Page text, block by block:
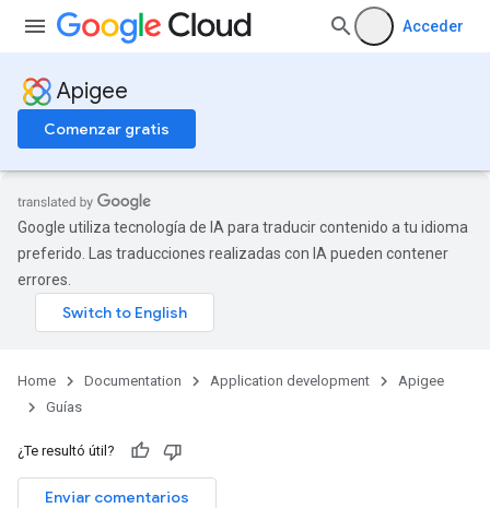
Acceder
Apigee
Comenzar gratis
Google utiliza tecnología de IA para traducir contenido a tu idioma
preferido. Las traducciones realizadas con IA pueden contener
errores.
Home Documentation Application development
Apigee
Guías
¿Te resultó útil?
Enviar comentarios